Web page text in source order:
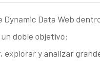
Dynamic Data Web
doble objetivo:
explorar y analizar